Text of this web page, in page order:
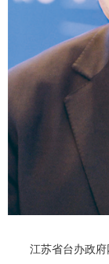
江苏省台办政府